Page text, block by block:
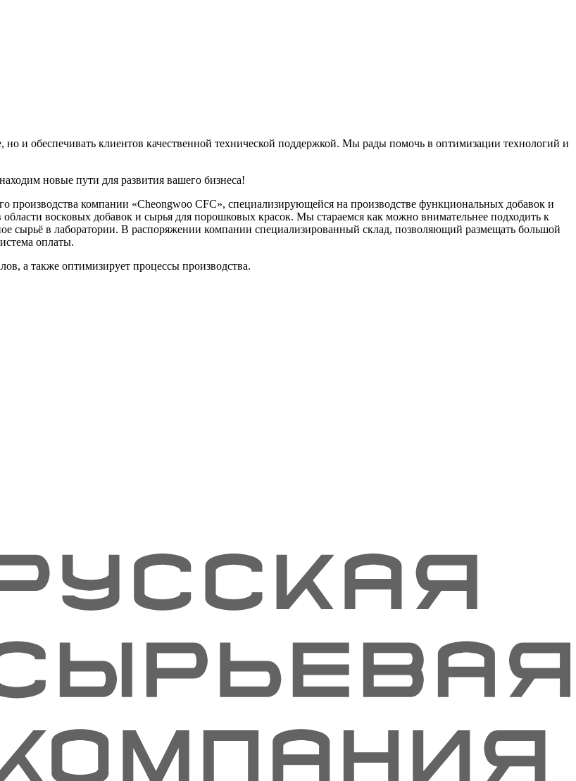
и обеспечивать клиентов качественной технической поддержкой. Мы рады помочь в оптимизации технологий и
новые пути для развития вашего бизнеса!
компании «Cheongwoo CFC», специализирующейся на производстве функциональных добавок и
восковых добавок и сырья для порошковых красок. Мы стараемся как можно внимательнее подходить к
сырьё в лаборатории. В распоряжении компании специализированный склад, позволяющий размещать большой
оплаты.
а также оптимизирует процессы производства.